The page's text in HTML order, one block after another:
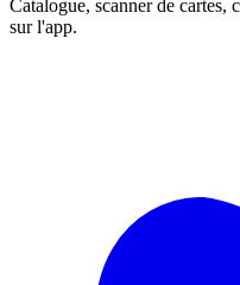
Catalogue, scanner de cartes,
sur l'app.